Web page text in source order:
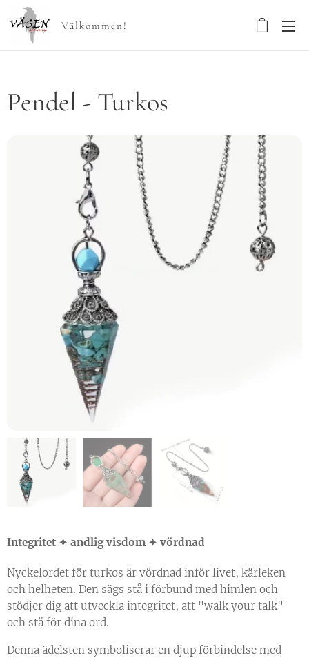
Välkommen!
Pendel - Turkos
Integritet ✦ andlig visdom ✦ vördnad
Nyckelordet för turkos är vördnad inför livet, kärleken
och helheten. Den sägs stå i förbund med himlen och
stödjer dig att utveckla integritet, att "walk your talk"
och stå för dina ord.
Denna ädelsten symboliserar en djup förbindelse med